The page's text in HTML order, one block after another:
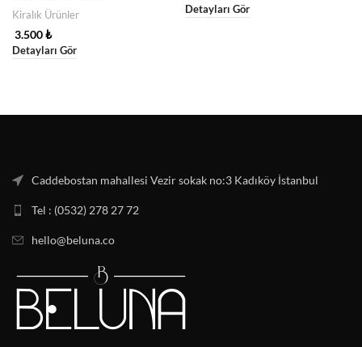
Kiralık Ürünler
3.500₺
Detayları Gör
Detayları Gör
Caddebostan mahallesi Vezir sokak no:3 Kadıköy İstanbul
Tel : (0532) 278 27 72
hello@beluna.co